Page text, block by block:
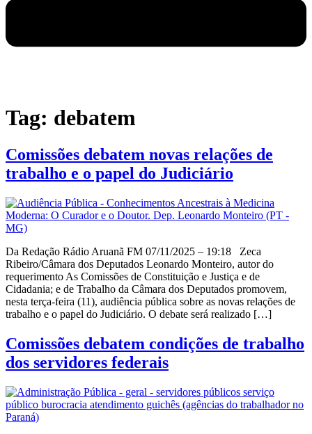
Tag: debatem
Comissões debatem novas relações de
trabalho e o papel do Judiciário
Da Redação Rádio Aruanã FM 07/11/2025 – 19:18 Zeca
Ribeiro/Câmara dos Deputados Leonardo Monteiro, autor do
requerimento As Comissões de Constituição e Justiça e de
Cidadania; e de Trabalho da Câmara dos Deputados promovem,
nesta terça-feira (11), audiência pública sobre as novas relações de
trabalho e o papel do Judiciário. O debate será realizado […]
Comissões debatem condições de trabalho
dos servidores federais